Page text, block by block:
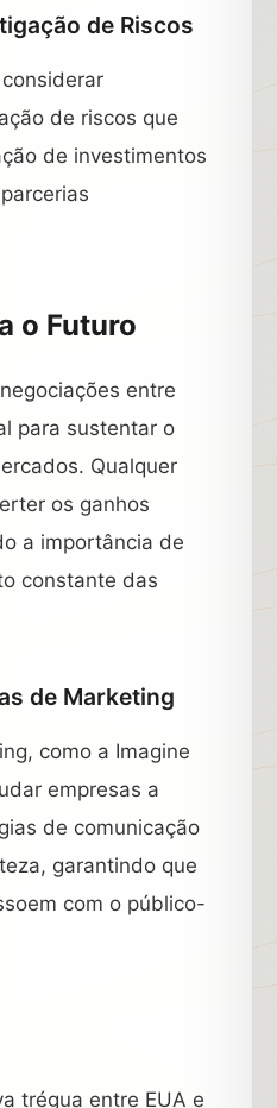
de Riscos
de riscos que
de investimentos
o Futuro
entre
para sustentar o
Qualquer
os ganhos
a importância de
constante das
de Marketing
como a Imagine
empresas a
de comunicação
garantindo que
com o público-
trégua entre EUA e